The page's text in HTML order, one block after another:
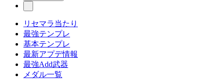
リセマラ当たり
最強テンプレ
基本テンプレ
最新アプデ情報
最強Add武器
メダル一覧